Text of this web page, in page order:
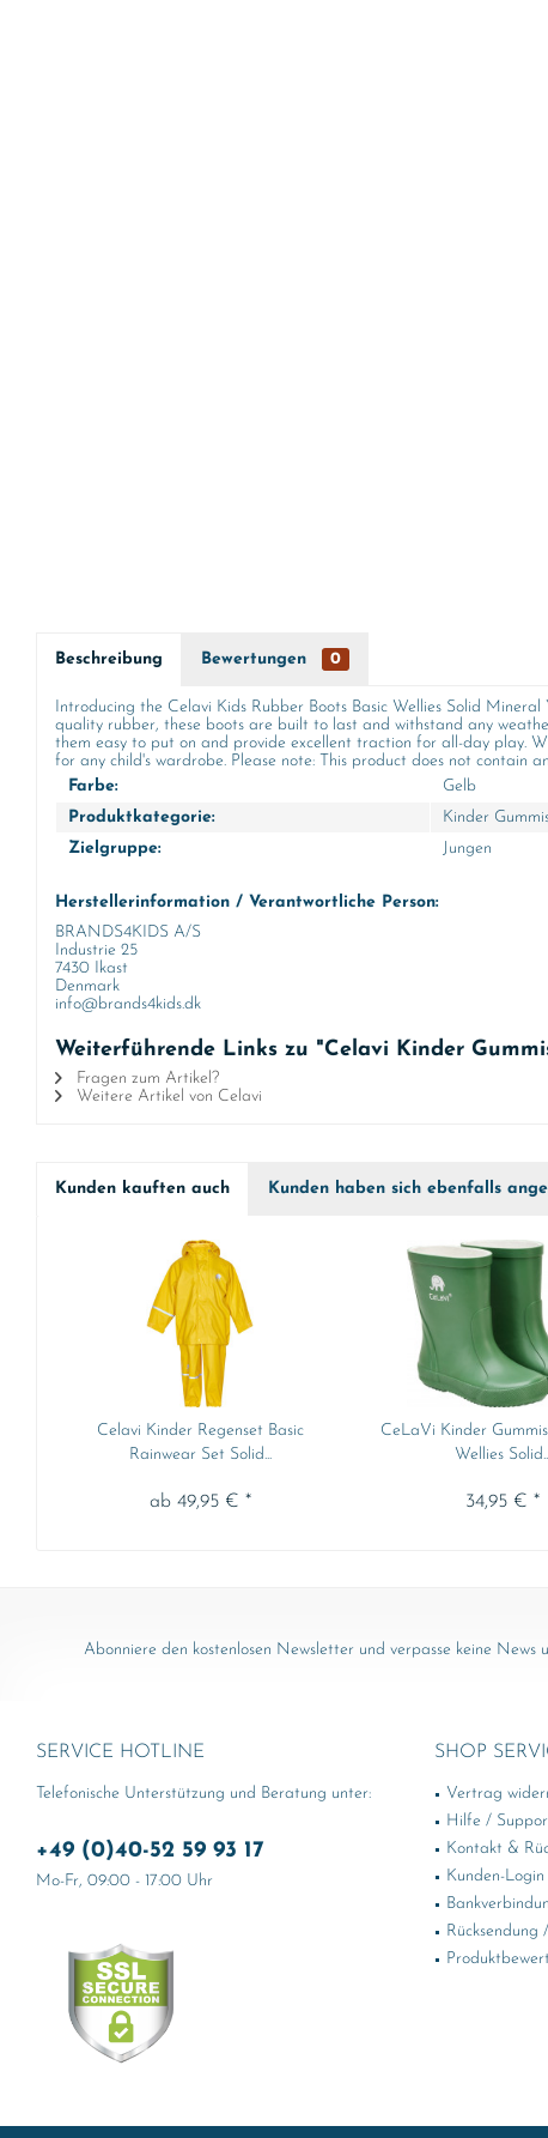
Beschreibung Bewertungen 0
Introducing the Celavi Kids Rubber Boots Basic Wellies Solid
quality rubber, these boots are built to last and withstand any
them easy to put on and provide excellent traction for all-day play.
for any child's wardrobe. Please note: This product does not contain
Farbe:
Gelb
Produktkategorie:
Kinder
Zielgruppe:
Jungen
Herstellerinformation / Verantwortliche Person:
BRANDS4KIDS A/S
Industrie 25
7430 Ikast
Denmark
info@brands4kids.dk
Weiterführende Links zu "Celavi Kinder
Fragen zum Artikel?
Weitere Artikel von Celavi
Kunden kauften auch Kunden haben sich ebenfalls
Celavi Kinder Regenset Basic
Rainwear Set Solid...
ab 49,95 € *
CeLaVi Kinder
Wellies
34,95 € *
Abonniere den kostenlosen Newsletter und verpasse keine News
SERVICE HOTLINE
Telefonische Unterstützung und Beratung unter:
+49 (0)40-52 59 93 17
Mo-Fr, 09:00 - 17:00 Uhr
SHOP
Vertrag
Hilfe /
Kontakt &
Kunden-Login
Rücksendung